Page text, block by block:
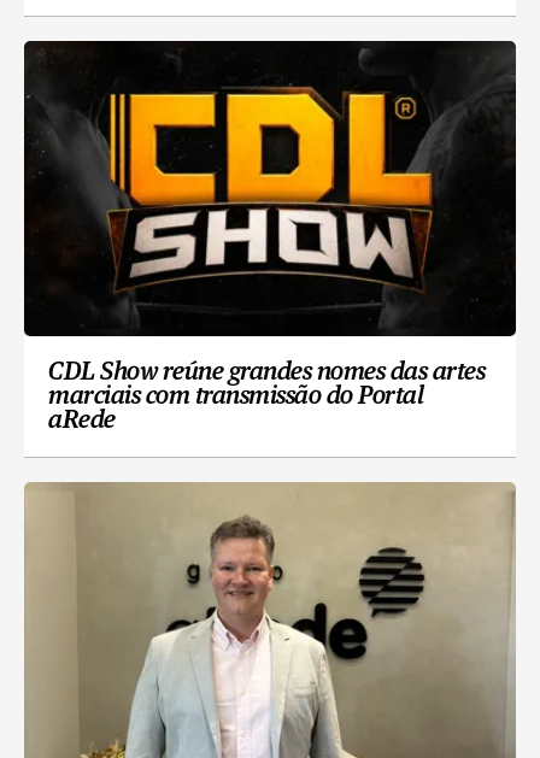
CDL Show reúne grandes nomes das artes
marciais com transmissão do Portal
aRede